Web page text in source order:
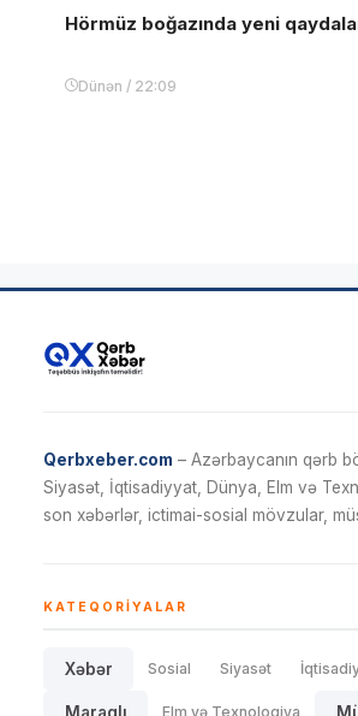
Hörmüz boğazında yeni
Dünən / 22:09
Qerbxeber.com – Azərbaycanın qərb
Siyasət, İqtisadiyyat, Dünya, Elm və
son xəbərlər, ictimai-sosial mövzular,
KATEQORIYALAR
Xəbər Sosial Siyasət
Maraqlı Elm və Texnologiya